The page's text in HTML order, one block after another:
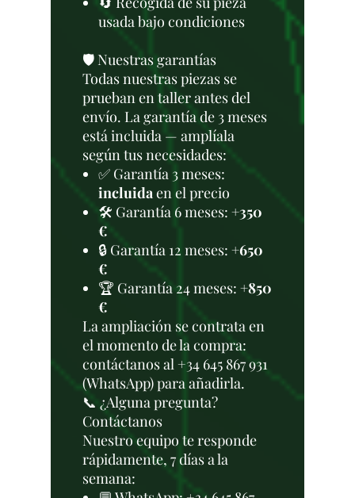
usada bajo condiciones
🛡️ Nuestras garantías
Todas nuestras piezas se
prueban en taller antes del
envío. La garantía de 3 meses
está incluida — amplíala
según tus necesidades:
✅ Garantía 3 meses:
incluidaen el precio
🛠️ Garantía 6 meses: +350
€
🔒 Garantía 12 meses: +650
€
🏆 Garantía 24 meses: +850
€
La ampliación se contrata en
el momento de la compra:
contáctanos al +34 645 867 931
(WhatsApp) para añadirla.
📞 ¿Alguna pregunta?
Contáctanos
Nuestro equipo te responde
rápidamente, 7 días a la
semana: